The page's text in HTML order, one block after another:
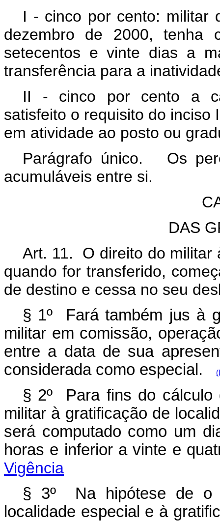
I - cinco por cento: militar
dezembro de 2000, tenha
setecentos e vinte dias a
transferência para a
II - cinco por cento a
satisfeito o requisito do inciso
em atividade ao posto ou
Parágrafo único. Os
acumuláveis entre si.
DAS
Art. 11. O direito do militar
quando for transferido,
de destino e cessa no seu
§ 1º Fará também jus à
militar em comissão,
entre a data de sua
considerada como especial.
§ 2º Para fins do
militar à gratificação de
será computado como um
horas e inferior a vinte e
Vigência
§ 3º Na hipótese de o
localidade especial e à